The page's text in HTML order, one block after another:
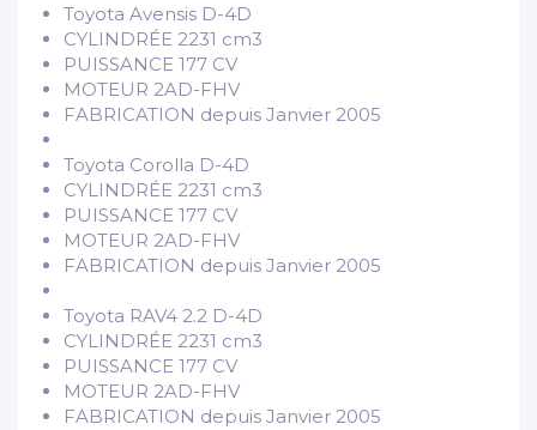
Toyota Avensis D-4D
CYLINDRÉE 2231 cm3
PUISSANCE 177 CV
MOTEUR 2AD-FHV
FABRICATION depuis Janvier 2005
Toyota Corolla D-4D
CYLINDRÉE 2231 cm3
PUISSANCE 177 CV
MOTEUR 2AD-FHV
FABRICATION depuis Janvier 2005
Toyota RAV4 2.2 D-4D
CYLINDRÉE 2231 cm3
PUISSANCE 177 CV
MOTEUR 2AD-FHV
FABRICATION depuis Janvier 2005